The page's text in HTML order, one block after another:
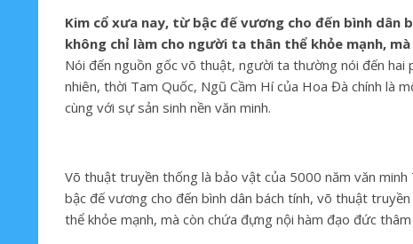
Kim cổ xưa nay, từ bậc đế vương cho đến bình
không chỉ làm cho người ta thân thể khỏe mạnh,
Nói đến nguồn gốc võ thuật, người ta thường nói đến hai
nhiên, thời Tam Quốc, Ngũ Cầm Hí của Hoa Đà chính là
cùng với sự sản sinh nền văn minh.
Võ thuật truyền thống là bảo vật của 5000 năm văn
bậc đế vương cho đến bình dân bách tính, võ thuật
thể khỏe mạnh, mà còn chứa đựng nội hàm đạo đức thâm